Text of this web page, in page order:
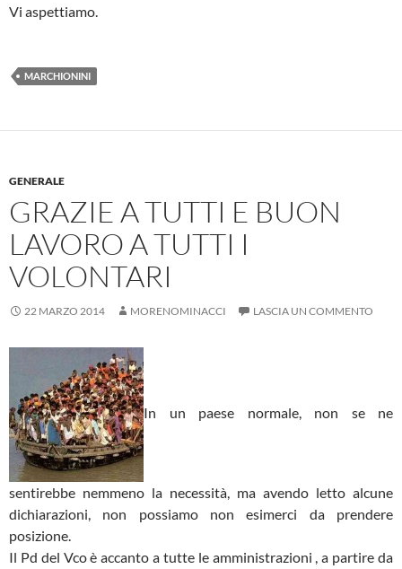
Vi aspettiamo.
MARCHIONINI
GENERALE
GRAZIE A TUTTI E BUON
LAVORO A TUTTI I
VOLONTARI
22 MARZO 2014 MORENOMINACCI LASCIA UN COMMENTO
In un paese normale, non se ne
sentirebbe nemmeno la necessità, ma avendo letto alcune
dichiarazioni, non possiamo non esimerci da prendere
posizione.
Il Pd del Vco è accanto a tutte le amministrazioni , a partire da